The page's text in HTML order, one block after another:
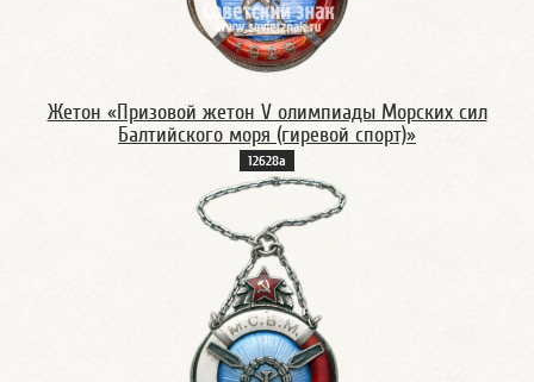
Жетон «Призовой жетон V олимпиады Морских сил
Балтийского моря (гиревой спорт)»
12628а